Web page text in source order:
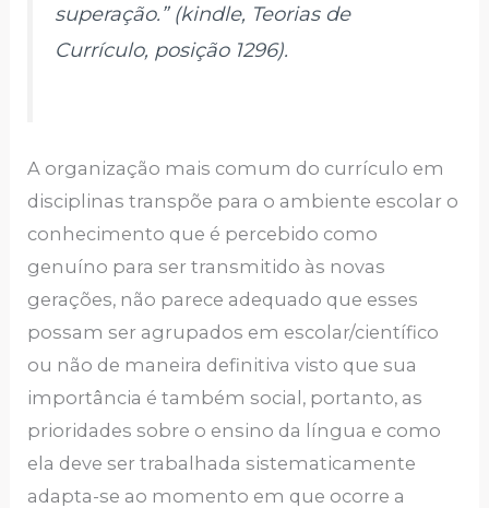
superação.” (kindle, Teorias de
Currículo, posição 1296).
A organização mais comum do currículo em
disciplinas transpõe para o ambiente escolar o
conhecimento que é percebido como
genuíno para ser transmitido às novas
gerações, não parece adequado que esses
possam ser agrupados em escolar/científico
ou não de maneira definitiva visto que sua
importância é também social, portanto, as
prioridades sobre o ensino da língua e como
ela deve ser trabalhada sistematicamente
adapta-se ao momento em que ocorre a